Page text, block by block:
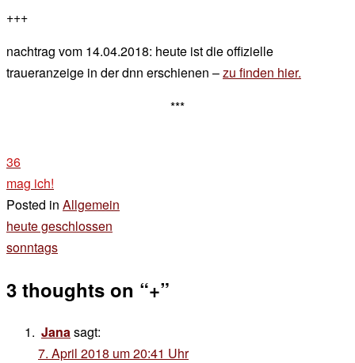
+++
nachtrag vom 14.04.2018: heute ist die offizielle
traueranzeige in der dnn erschienen –zu finden hier.
***
36
mag ich!
Posted in Allgemein
Beitragsnavigation
heute geschlossen
sonntags
3 thoughts on “+”
Janasagt:
7. April 2018 um 20:41 Uhr